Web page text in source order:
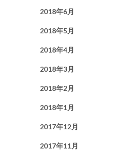
2018年6月
2018年5月
2018年4月
2018年3月
2018年2月
2018年1月
2017年12月
2017年11月